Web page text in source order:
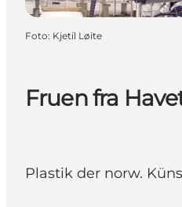
Fruen fra
Plastik der norw.
Foto: Kjetil Løite